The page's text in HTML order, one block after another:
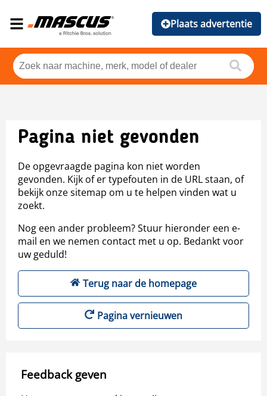
Plaats advertentie
Pagina niet gevonden
De opgevraagde pagina kon niet worden
gevonden. Kijk of er typefouten in de URL staan, of
bekijk onze sitemap om u te helpen vinden wat u
zoekt.
Nog een ander probleem? Stuur hieronder een e-
mail en we nemen contact met u op. Bedankt voor
uw geduld!
Terug naar de homepage
Pagina vernieuwen
Feedback geven